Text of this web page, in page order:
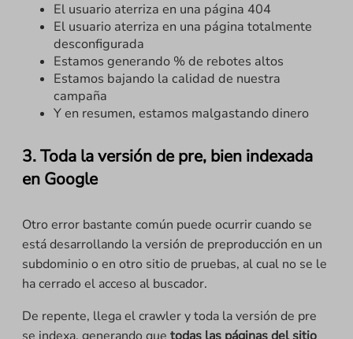
El usuario aterriza en una página 404
El usuario aterriza en una página totalmente
desconfigurada
Estamos generando % de rebotes altos
Estamos bajando la calidad de nuestra
campaña
Y en resumen, estamos malgastando dinero
3. Toda la versión de pre, bien indexada
en Google
Otro error bastante común puede ocurrir cuando se
está desarrollando la versión de preproducción en un
subdominio o en otro sitio de pruebas, al cual no se le
ha cerrado el acceso al buscador.
De repente, llega el crawler y toda la versión de pre